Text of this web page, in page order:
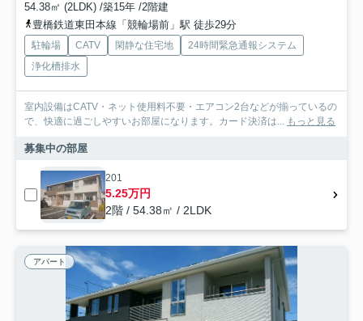
54.38㎡ (2LDK) /築15年 /2階建
豊橋鉄道東田本線「競輪場前」駅 徒歩29分
駐輪場 CATV 閑静な住宅地
24時間緊急通報システム
浄化槽排水
室内設備はCATV・ネット使用料不要・エアコン2台などが揃っているの
で、快適に過ごしやすいお部屋になります。カード決済は... もっと見る
募集中の部屋
201
5.25万円
2階 / 54.38㎡ / 2LDK
アパート